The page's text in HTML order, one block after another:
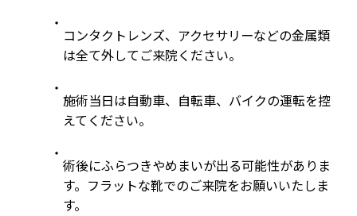
コンタクトレンズ、アクセサリーなどの金属類
は全て外してご来院ください。
施術当日は自動車、自転車、バイクの運転を控
えてください。
術後にふらつきやめまいが出る可能性がありま
す。フラットな靴でのご来院をお願いいたしま
す。